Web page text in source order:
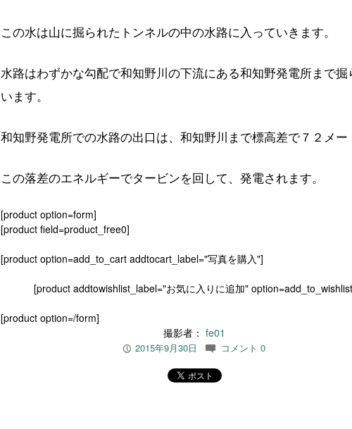
この水は山に掘られたトンネルの中の水路に入っていきます。
水路はわずかな勾配で和知野川の下流にある和知野発電所まで掘
います。
和知野発電所での水路の出口は、和知野川まで標高差で７２メー
この落差のエネルギーでタービンを回して、発電されます。
[product option=form]
[product field=product_free0]
[product option=add_to_cart addtocart_label="写真を購入"]
[product addtowishlist_label="お気に入りに追加"
[product option=/form]
撮影者： fe01
P 2015年9月30日 c コメント 0